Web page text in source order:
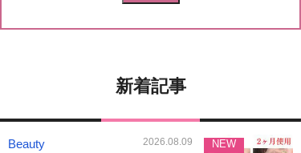
新着記事
Beauty 2026.08.09 NEW